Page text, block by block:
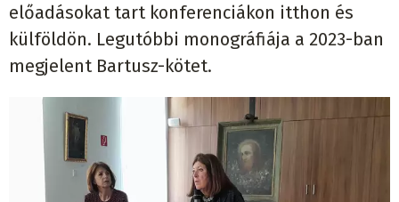
előadásokat tart konferenciákon itthon és
külföldön. Legutóbbi monográfiája a 2023-ban
megjelent Bartusz-kötet.